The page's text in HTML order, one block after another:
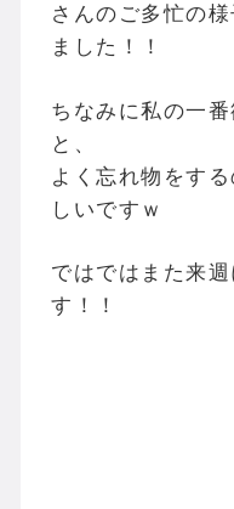
さんのご多忙の
ました！！
ちなみに私の一
と、
よく忘れ物をす
しいですｗ
ではではまた来
す！！